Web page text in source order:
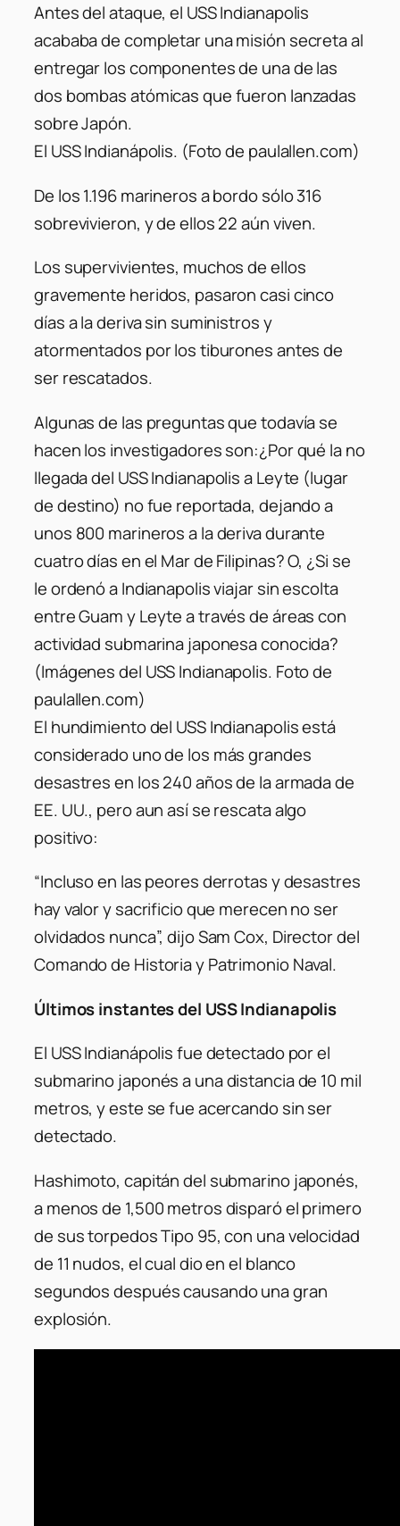
Antes del ataque, el USS Indianapolis
acababa de completar una misión secreta al
entregar los componentes de una de las
dos bombas atómicas que fueron lanzadas
sobre Japón.
El USS Indianápolis. (Foto de paulallen.com)
De los 1.196 marineros a bordo sólo 316
sobrevivieron, y de ellos 22 aún viven.
Los supervivientes, muchos de ellos
gravemente heridos, pasaron casi cinco
días a la deriva sin suministros y
atormentados por los tiburones antes de
ser rescatados.
Algunas de las preguntas que todavía se
hacen los investigadores son:¿Por qué la no
llegada del USS Indianapolis a Leyte (lugar
de destino) no fue reportada, dejando a
unos 800 marineros a la deriva durante
cuatro días en el Mar de Filipinas? O, ¿Si se
le ordenó a Indianapolis viajar sin escolta
entre Guam y Leyte a través de áreas con
actividad submarina japonesa conocida?
(Imágenes del USS Indianapolis. Foto de
paulallen.com)
El hundimiento del USS Indianapolis está
considerado uno de los más grandes
desastres en los 240 años de la armada de
EE. UU., pero aun así se rescata algo
positivo:
“Incluso en las peores derrotas y desastres
hay valor y sacrificio que merecen no ser
olvidados nunca”, dijo Sam Cox, Director del
Comando de Historia y Patrimonio Naval.
Últimos instantes del USS Indianapolis
El USS Indianápolis fue detectado por el
submarino japonés a una distancia de 10 mil
metros, y este se fue acercando sin ser
detectado.
Hashimoto, capitán del submarino japonés,
a menos de 1,500 metros disparó el primero
de sus torpedos Tipo 95, con una velocidad
de 11 nudos, el cual dio en el blanco
segundos después causando una gran
explosión.